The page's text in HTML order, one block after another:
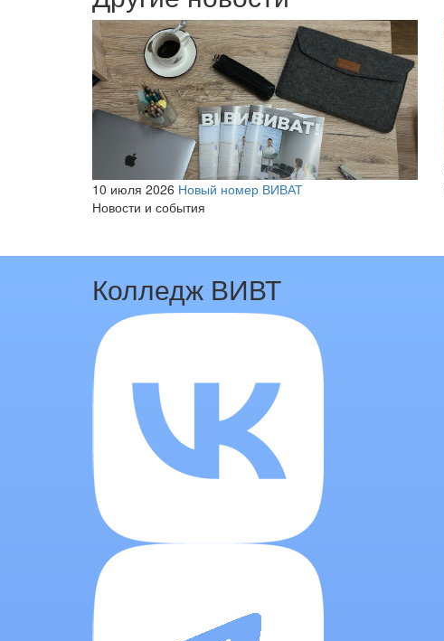
10 июля 2026 Новый номер ВИВАТ
Новости и события
Колледж ВИВТ